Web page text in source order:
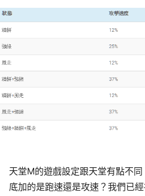
天堂M的遊戲設定跟天堂有點不
底加的是跑速還是攻速？我們已